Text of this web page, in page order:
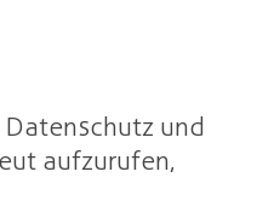
und
aufzurufen,